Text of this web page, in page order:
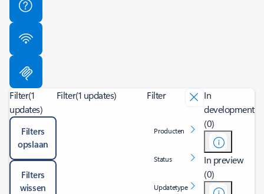
Filter(1
updates)
Filters
opslaan
Filters
wissen
Filter(1 updates) Filter
Producten
Status
Updatetype
In
development
(0)
In preview
(0)